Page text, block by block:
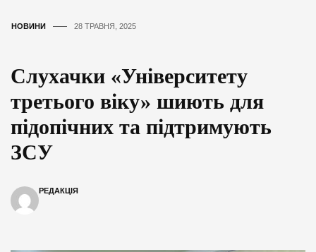
НОВИНИ 28 ТРАВНЯ, 2025
Слухачки «Університету
третього віку» шиють для
підопічних та підтримують
ЗСУ
РЕДАКЦІЯ